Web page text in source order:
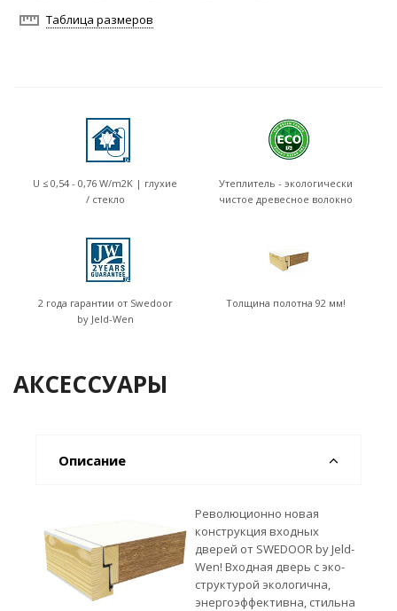
Таблица размеров
U ≤ 0,54 - 0,76 W/m2K | глухие
/ стекло
Утеплитель - экологически
чистое древесное волокно
2 года гарантии от Swedoor
by Jeld-Wen
Толщина полотна 92 мм!
АКСЕССУАРЫ
Описание
Революционно новая
конструкция входных
дверей от SWEDOOR by Jeld-
Wen! Входная дверь с эко-
структурой экологична,
энергоэффективна, стильна